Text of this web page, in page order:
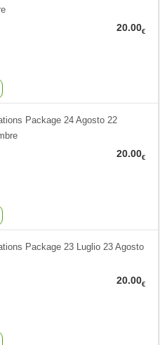
20.00€
Package 24 Agosto 22
20.00€
Package 23 Luglio 23 Agosto
20.00€